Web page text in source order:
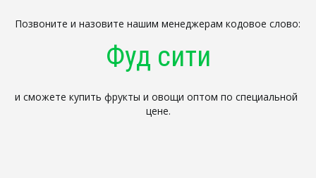
Позвоните и назовите нашим менеджерам кодовое слово:
Фуд сити
и сможете купить фрукты и овощи оптом по специальной
цене.